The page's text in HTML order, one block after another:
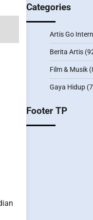
Categories
Artis Go
Berita Artis
Film & Musik
Gaya Hidup
Footer TP